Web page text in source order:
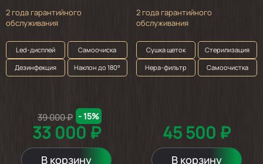
2 года гарантийного
обслуживания
Led-дисплей
Самоочиска
Дезинфекция
Наклон до 180°
33 000 ₽
39 000 ₽ - 15%
В корзину
2 года гарантийного
обслуживания
Сушка щеток
Стерилизация
Нepa-фильтр
Самоочистка
45 500 ₽
В корзину